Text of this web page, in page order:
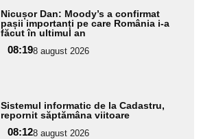
Nicușor Dan: Moody’s a confirmat
pașii importanți pe care România i-a
făcut în ultimul an
08:198 august 2026
Sistemul informatic de la Cadastru,
repornit săptămâna viitoare
08:128 august 2026